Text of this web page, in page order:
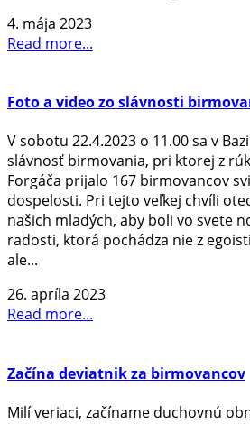
4. mája 2023
Read more...
Foto a video zo slávnosti
V sobotu 22.4.2023 o 11.00 sa v
slávnosť birmovania, pri ktorej z
Forgáča prijalo 167 birmovancov
dospelosti. Pri tejto veľkej chvíli
našich mladých, aby boli vo svete
radosti, ktorá pochádza nie z
ale...
26. apríla 2023
Read more...
Začína deviatnik za birmovancov
Milí veriaci, začíname duchovnú